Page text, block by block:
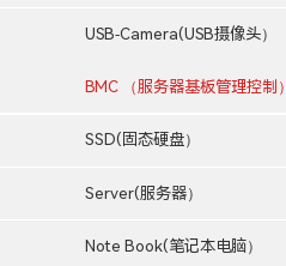
USB-Camera(USB摄像头）
BMC （服务器基板管理控制）
SSD(固态硬盘）
Server(服务器）
Note Book(笔记本电脑）